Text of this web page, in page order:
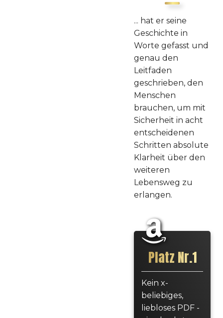
... hat er seine
Geschichte in
Worte gefasst und
genau den
Leitfaden
geschrieben, den
Menschen
brauchen, um mit
Sicherheit in acht
entscheidenen
Schritten absolute
Klarheit über den
weiteren
Lebensweg zu
erlangen.
Platz Nr.1
Kein x-
beliebiges,
liebloses PDF -